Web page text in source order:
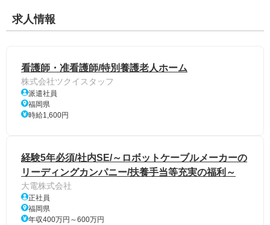
求人情報
看護師・准看護師/特別養護老人ホーム
株式会社ツクイスタッフ
派遣社員
福岡県
時給1,600円
経験5年必須/社内SE/～ロボットケーブルメーカーの
リーディングカンパニー/扶養手当等充実の福利～
大電株式会社
正社員
福岡県
年収400万円～600万円